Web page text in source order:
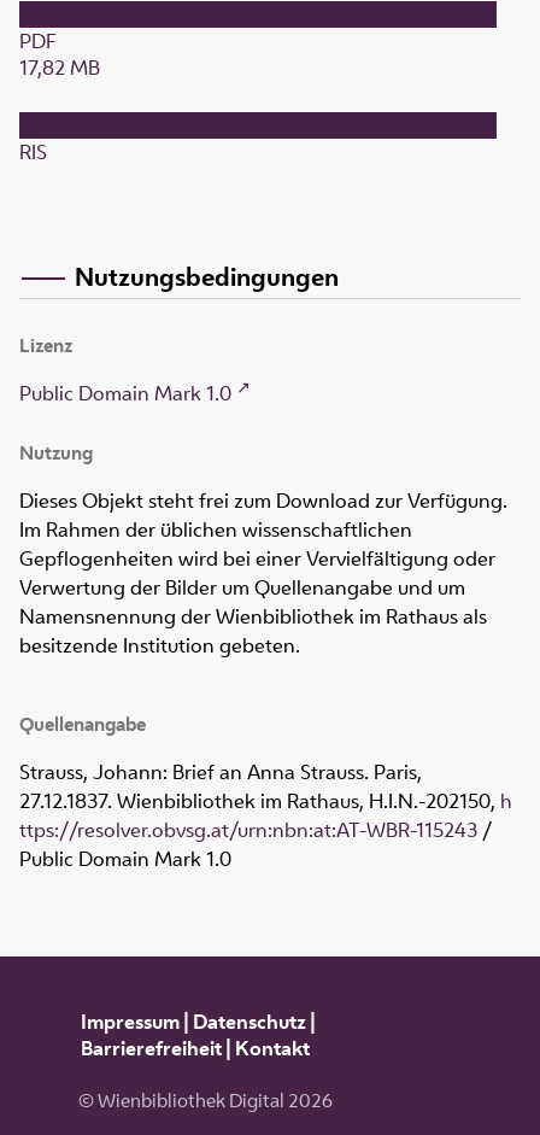
PDF
17,82 MB
RIS
Nutzungsbedingungen
Lizenz
Public Domain Mark 1.0
Nutzung
Dieses Objekt steht frei zum Download zur Verfügung.
Im Rahmen der üblichen wissenschaftlichen
Gepflogenheiten wird bei einer Vervielfältigung oder
Verwertung der Bilder um Quellenangabe und um
Namensnennung der Wienbibliothek im Rathaus als
besitzende Institution gebeten.
Quellenangabe
Strauss, Johann: Brief an Anna Strauss. Paris,
27.12.1837. Wienbibliothek im Rathaus, H.I.N.-202150, h
ttps://resolver.obvsg.at/urn:nbn:at:AT-WBR-115243 /
Public Domain Mark 1.0
Impressum| Datenschutz|
Barrierefreiheit| Kontakt
© Wienbibliothek Digital 2026